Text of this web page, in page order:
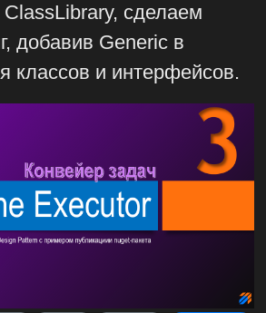
ClassLibrary, сделаем
добавив Generic в
классов и интерфейсов.